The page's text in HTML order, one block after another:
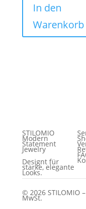
In den
Warenkorb
STILOMIO
Modern
Statement
Jewelry
Designt für
starke, elegante
Looks.
© 2026 STILOMIO
MwSt.